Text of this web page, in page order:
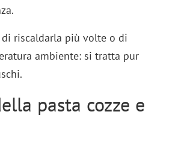
riscaldarla più volte o di
ambiente: si tratta pur
pasta cozze e